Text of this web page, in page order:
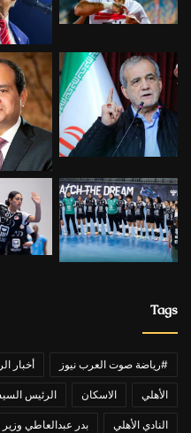
Tags
#رياضة صوت العرب نيوز أخبار
الأهلي الاسكان الرئيس
النادي الأهلي بدر عبدالعاطي وزير